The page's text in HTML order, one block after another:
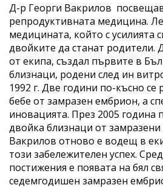
Д-р Георги Вакрилов
репродуктивната медицина.
медицината, който с усилията
двойките да станат родители.
от екипа, създал първите в
близнаци, родени след ин
1992 г. Две години по-късно
бебе от замразен ембрион, а
иновацията. През 2005 година
двойка близнаци от
Вакрилов отново е водещ в
този забележителен успех.
постижения е появата на бял
седемгодишен замразен